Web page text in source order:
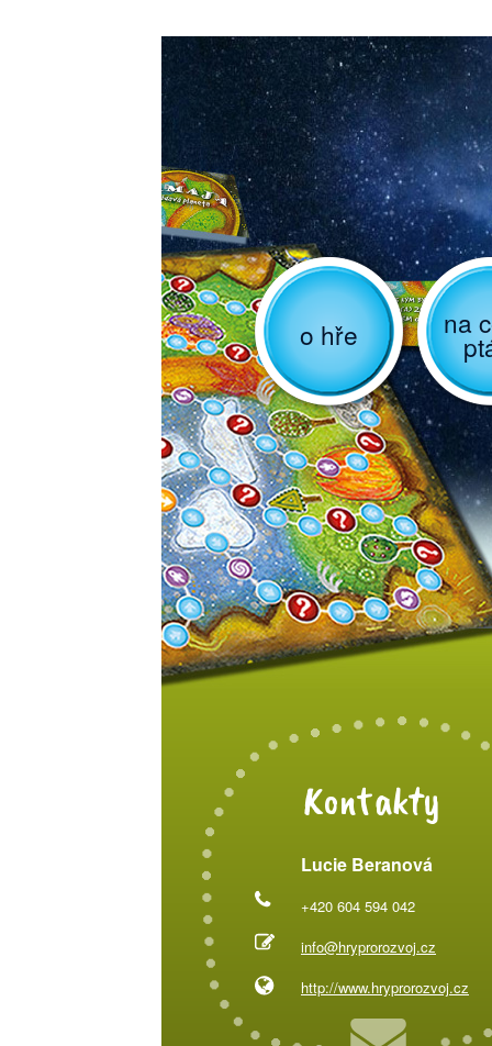
o hře na
Kontakty
Lucie Beranová
+420 604 594 042
info@hryprorozvoj.cz
http://www.hryprorozvoj.cz